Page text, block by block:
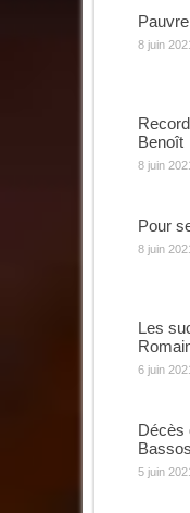
8 juin
Benoît
8 juin
Pour
8 juin
Les
6 juin
Décès
Bassos
5 juin